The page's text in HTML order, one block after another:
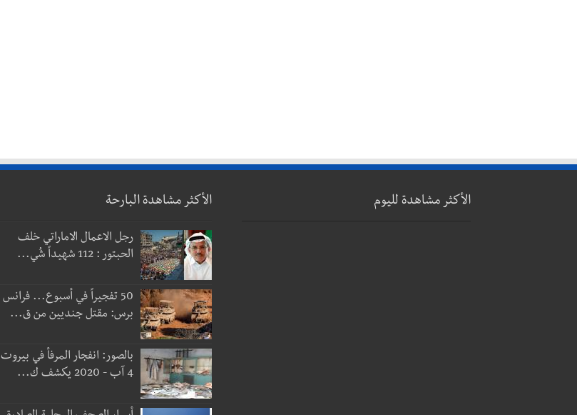
الأكثر مشاهدة لليوم الأكثر مشاهدة البارحة
رجل الاعمال الاماراتي خلف
الحبتور : 112 شهيداً شُي...
50 تفجيراً في أسبوع... فرانس
برس: مقتل جنديين من ق...
بالصور: انفجار المرفأ في بيروت
4 آب - 2020 يكشف ك...